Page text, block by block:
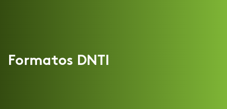
Formatos DNTI